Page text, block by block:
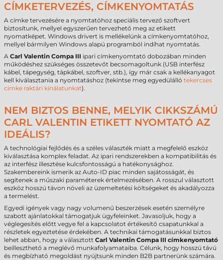
CÍMKETERVEZÉS, CÍMKENYOMTATÁS
A címke tervezésére a nyomtatóhoz speciális tervező szoftvert
biztosítunk, mellyel egyszerűen tervezhető meg az etikett
nyomatképet. Windows drivert is mellékelünk a címkenyomtatóhoz,
mellyel bármilyen Windows alapú programból indíhat nyomtatás.
A Carl Valentin Compa III ipari címkenyomtató dobozában minden
működéshez szükséges összetevőt becsomagoltunk (USB interfész
kábel, tápegység, tápkábel, szoftver, stb.), így már csak a kellékanyagot
kell kiválasztania a nyomtatáshoz (tekintse meg egyedülálló tekercses
címke raktári kínálatunkat).
NEM BIZTOS BENNE, MELYIK CIKKSZÁMÚ
CARL VALENTIN ETIKETT NYOMTATÓ AZ
IDEÁLIS?
A technológiai fejlődés és a széles választék miatt a megfelelő eszköz
kiválasztása komplex feladat. Az ipari rendszerekben a kompatibilitás és
az interfész illesztése kulcsfontosságú a hatékonysághoz.
Szakembereink ismerik az Auto-ID piac minden sajátosságát, és
segítenek a műszaki paraméterek értelmezésében. A rosszul választott
eszköz hosszú távon növeli az üzemeltetési költségeket és akadályozza
a termelést.
Egyedi igények vagy nagy volumenű beszerzések esetén személyre
szabott ajánlatokkal támogatjuk ügyfeleinket. Javasoljuk, hogy a
véglegesítés előtt vegye fel a kapcsolatot értékesítő csapatunkkal a
részletek egyeztetése érdekében. A technikai támogatásunkkal biztos
lehet abban, hogy a választott Carl Valentin Compa III címkenyomtató
beilleszthető a meglévő munkafolyamataiba. Célunk, hogy hosszú távú
és megbízható megoldást nyújtsunk minden B2B partnerünk számára.